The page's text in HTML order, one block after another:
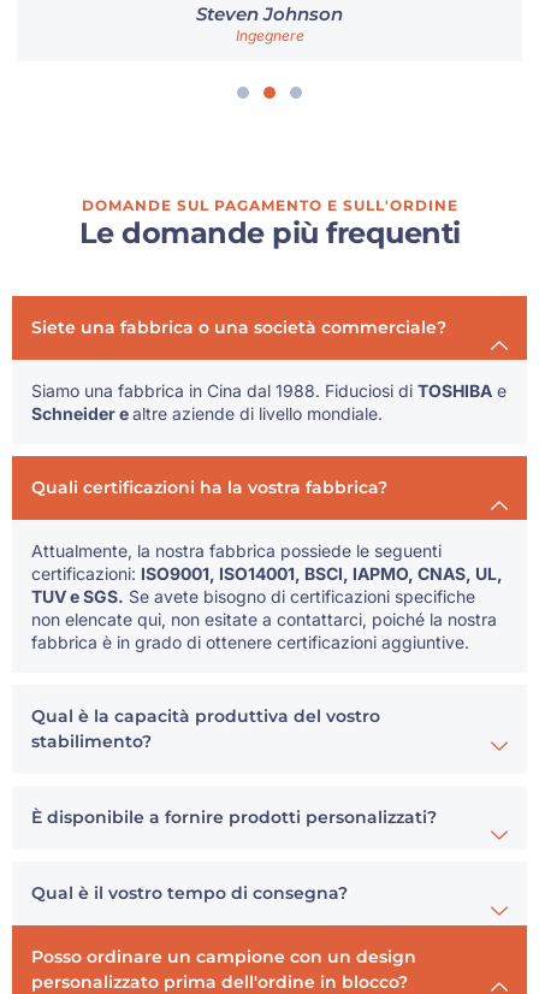
Steven Johnson
Ingegnere
DOMANDE SUL PAGAMENTO E SULL'ORDINE
Le domande più frequenti
Siete una fabbrica o una società commerciale?
Siamo una fabbrica in Cina dal 1988. Fiduciosi di TOSHIBA e
Schneider ealtre aziende di livello mondiale.
Quali certificazioni ha la vostra fabbrica?
Attualmente, la nostra fabbrica possiede le seguenti
certificazioni: ISO9001, ISO14001, BSCI, IAPMO, CNAS, UL,
TUV e SGS. Se avete bisogno di certificazioni specifiche
non elencate qui, non esitate a contattarci, poiché la nostra
fabbrica è in grado di ottenere certificazioni aggiuntive.
Qual è la capacità produttiva del vostro
stabilimento?
È disponibile a fornire prodotti personalizzati?
Qual è il vostro tempo di consegna?
Posso ordinare un campione con un design
personalizzato prima dell'ordine in blocco?